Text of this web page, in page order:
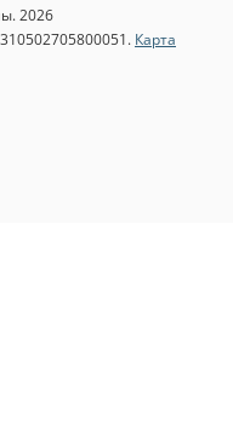
2026
Карта